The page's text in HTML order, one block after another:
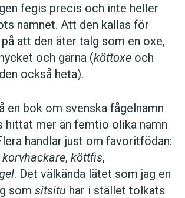
fegis precis och inte heller
namnet. Att den kallas för
att den äter talg som en oxe,
och gärna (köttoxe och
också heta).
en bok om svenska fågelnamn
hittat mer än femtio olika namn
handlar just om favoritfödan:
korvhackare, köttfis,
. Det välkända lätet som jag en
som sitsitu har i stället tolkats